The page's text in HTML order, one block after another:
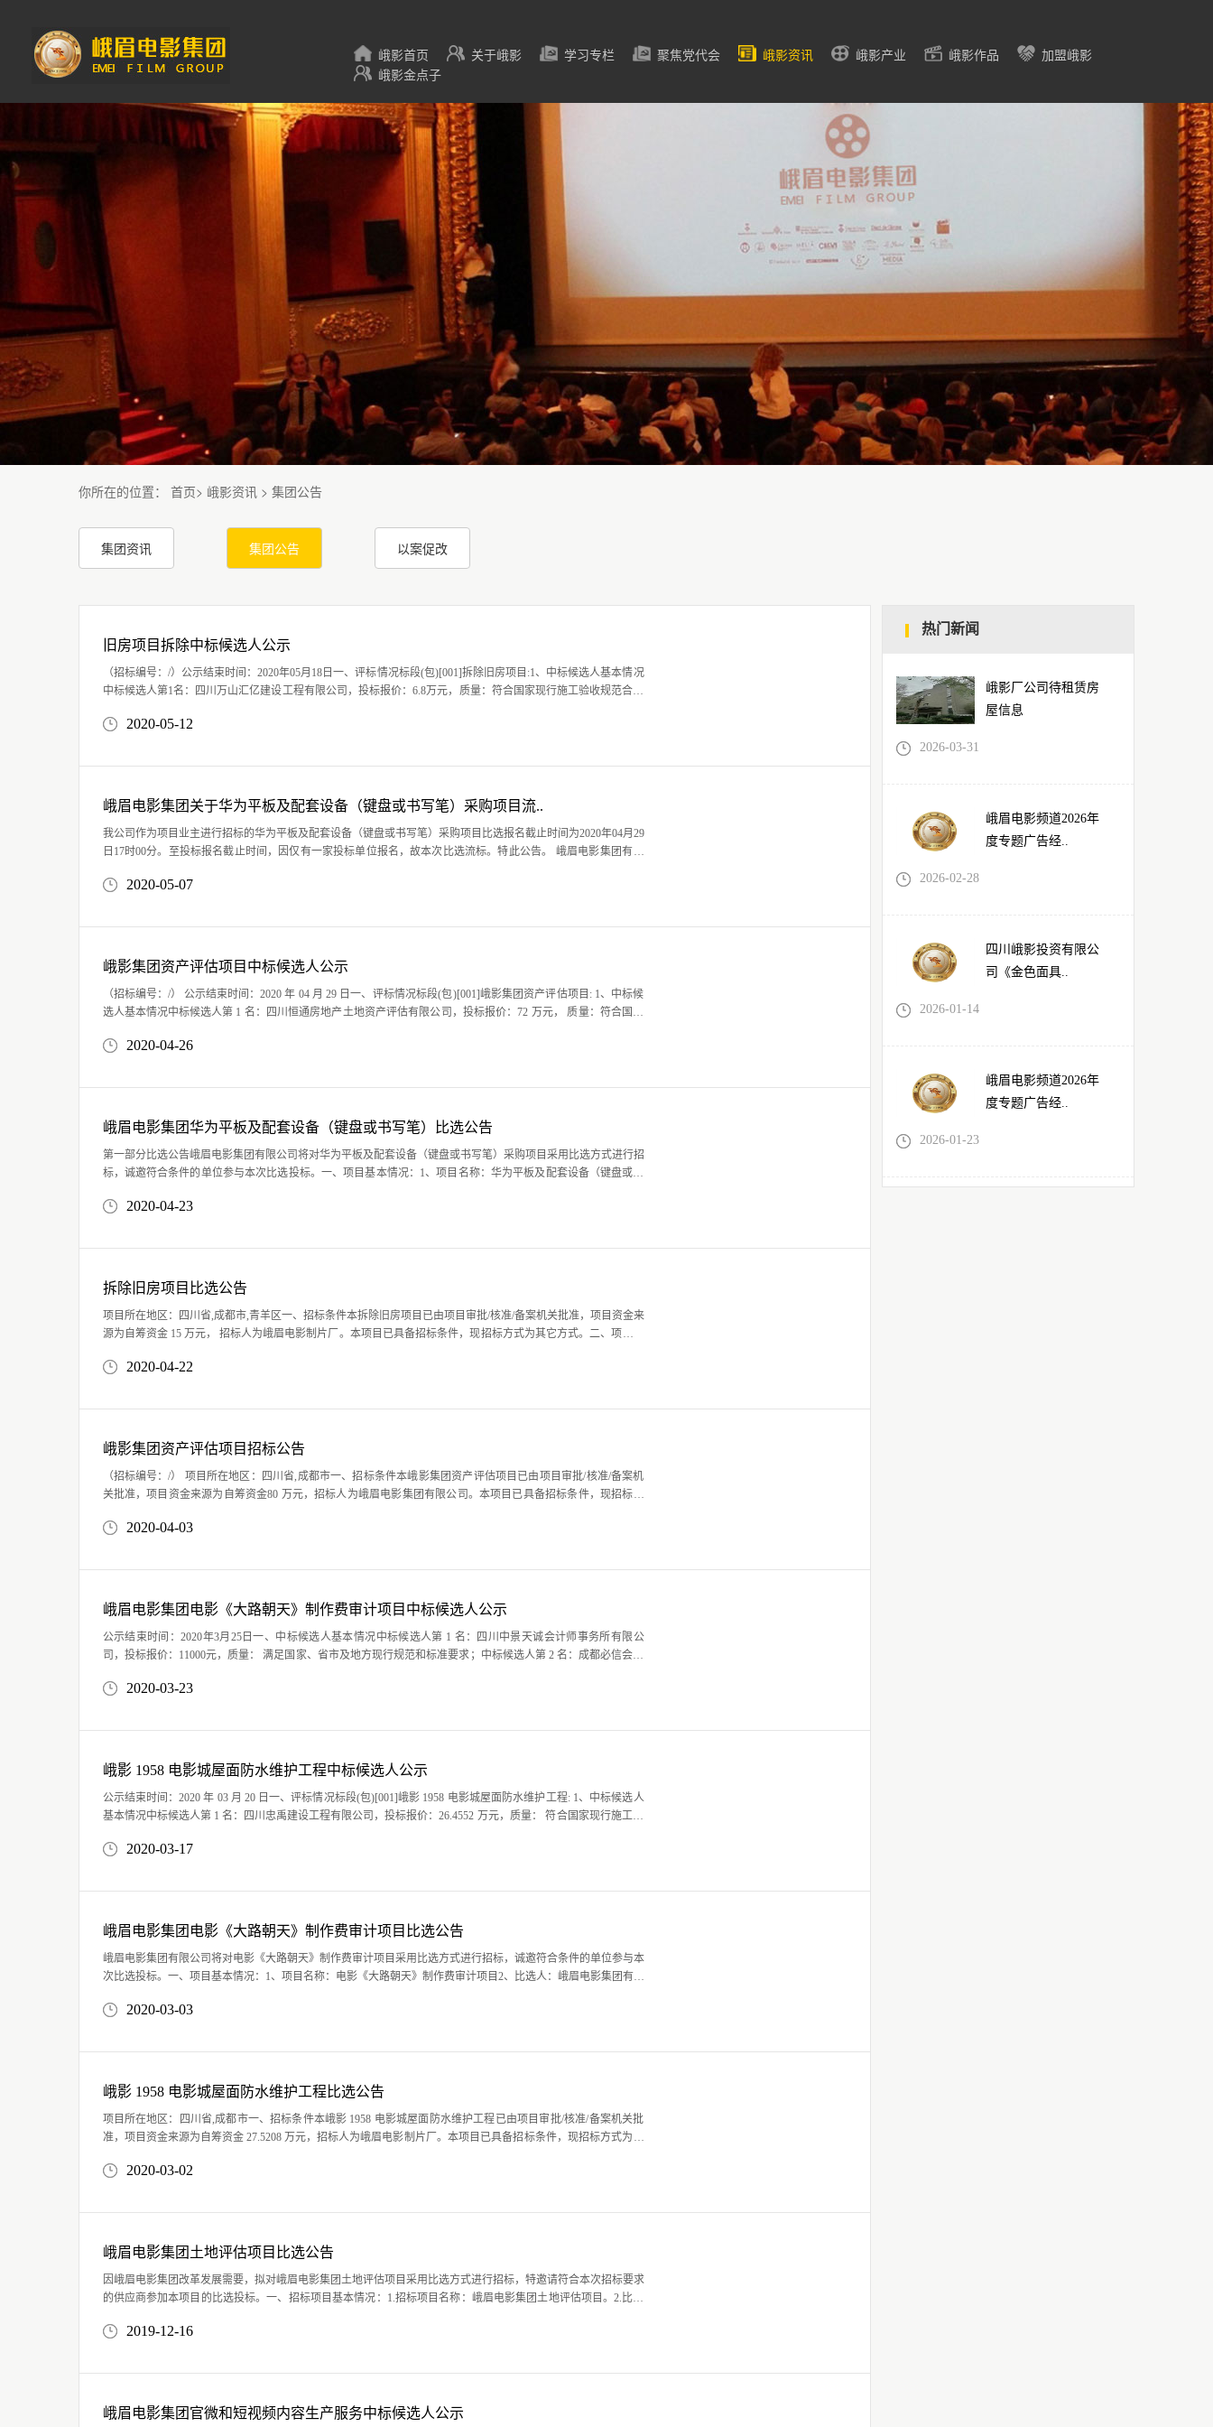
峨影首页 关于峨影 学习专栏 聚焦党代会 峨影资讯 峨影产业 峨影作品
加盟峨影
峨影金点子
你所在的位置： 首页> 峨影资讯 > 集团公告
集团资讯 集团公告 以案促改
热门新闻
峨影厂公司待租赁房
屋信息
2026-03-31
峨眉电影频道2026年
度专题广告经..
2026-02-28
四川峨影投资有限公
司《金色面具..
2026-01-14
峨眉电影频道2026年
度专题广告经..
2026-01-23
旧房项目拆除中标候选人公示
（招标编号：/）公示结束时间：2020年05月18日一、评标情况标段(包)[001]拆除旧房项目:1、中标候选人基本情况
中标候选人第1名：四川万山汇亿建设工程有限公司，投标报价：6.8万元，质量：符合国家现行施工验收规范合格
2020-05-12
峨眉电影集团关于华为平板及配套设备（键盘或书写笔）采购项目流..
我公司作为项目业主进行招标的华为平板及配套设备（键盘或书写笔）采购项目比选报名截止时间为2020年04月29
日17时00分。至投标报名截止时间，因仅有一家投标单位报名，故本次比选流标。特此公告。 峨眉电影集团有限
2020-05-07
峨影集团资产评估项目中标候选人公示
（招标编号：/） 公示结束时间：2020 年 04 月 29 日一、评标情况标段(包)[001]峨影集团资产评估项目: 1、中标候
选人基本情况中标候选人第 1 名：四川恒通房地产土地资产评估有限公司，投标报价：72 万元， 质量：符合国家
2020-04-26
峨眉电影集团华为平板及配套设备（键盘或书写笔）比选公告
第一部分比选公告峨眉电影集团有限公司将对华为平板及配套设备（键盘或书写笔）采购项目采用比选方式进行招
标，诚邀符合条件的单位参与本次比选投标。一、项目基本情况：1、项目名称：华为平板及配套设备（键盘或书
2020-04-23
拆除旧房项目比选公告
项目所在地区：四川省,成都市,青羊区一、招标条件本拆除旧房项目已由项目审批/核准/备案机关批准，项目资金来
源为自筹资金 15 万元， 招标人为峨眉电影制片厂。本项目已具备招标条件，现招标方式为其它方式。二、项目概
2020-04-22
峨影集团资产评估项目招标公告
（招标编号：/） 项目所在地区：四川省,成都市一、招标条件本峨影集团资产评估项目已由项目审批/核准/备案机
关批准，项目资金来源为自筹资金80 万元，招标人为峨眉电影集团有限公司。本项目已具备招标条件，现招标方
2020-04-03
峨眉电影集团电影《大路朝天》制作费审计项目中标候选人公示
公示结束时间：2020年3月25日一、中标候选人基本情况中标候选人第 1 名：四川中景天诚会计师事务所有限公
司，投标报价：11000元，质量： 满足国家、省市及地方现行规范和标准要求；中标候选人第 2 名：成都必信会计
2020-03-23
峨影 1958 电影城屋面防水维护工程中标候选人公示
公示结束时间：2020 年 03 月 20 日一、评标情况标段(包)[001]峨影 1958 电影城屋面防水维护工程: 1、中标候选人
基本情况中标候选人第 1 名：四川忠禹建设工程有限公司，投标报价：26.4552 万元，质量： 符合国家现行施工验
2020-03-17
峨眉电影集团电影《大路朝天》制作费审计项目比选公告
峨眉电影集团有限公司将对电影《大路朝天》制作费审计项目采用比选方式进行招标，诚邀符合条件的单位参与本
次比选投标。一、项目基本情况：1、项目名称：电影《大路朝天》制作费审计项目2、比选人：峨眉电影集团有限
2020-03-03
峨影 1958 电影城屋面防水维护工程比选公告
项目所在地区：四川省,成都市一、招标条件本峨影 1958 电影城屋面防水维护工程已由项目审批/核准/备案机关批
准，项目资金来源为自筹资金 27.5208 万元，招标人为峨眉电影制片厂。本项目已具备招标条件，现招标方式为其
2020-03-02
峨眉电影集团土地评估项目比选公告
因峨眉电影集团改革发展需要，拟对峨眉电影集团土地评估项目采用比选方式进行招标，特邀请符合本次招标要求
的供应商参加本项目的比选投标。一、招标项目基本情况：1.招标项目名称：峨眉电影集团土地评估项目。2.比选
2019-12-16
峨眉电影集团官微和短视频内容生产服务中标候选人公示